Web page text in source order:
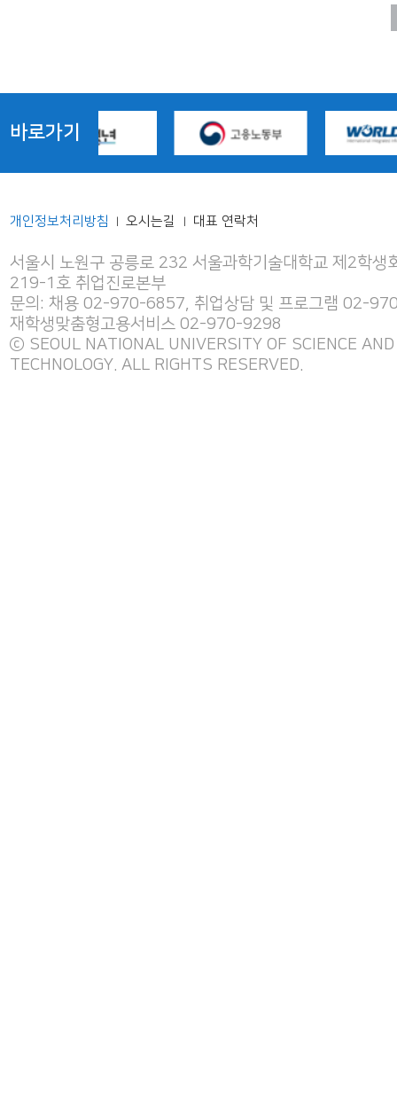
바로가기
개인정보처리방침 | 오시는길 | 대표 연락처
서울시 노원구 공릉로 232 서울과학기술대학교 제2학생
219-1호 취업진로본부
문의: 채용 02-970-6857, 취업상담 및 프로그램 02-
재학생맞춤형고용서비스 02-970-9298
ⓒ SEOUL NATIONAL UNIVERSITY OF SCIENCE AND
TECHNOLOGY. ALL RIGHTS RESERVED.